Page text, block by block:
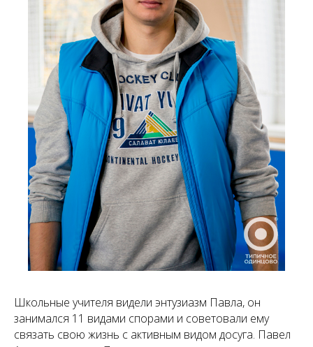
Школьные учителя видели энтузиазм Павла, он
занимался 11 видами спорами и советовали ему
связать свою жизнь с активным видом досуга. Павел